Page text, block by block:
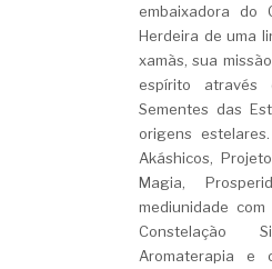
embaixadora do
Herdeira de uma
xamãs, sua
espírito
Sementes das
origens
Akáshicos,
Magia,
mediunidade
Constelação
Aromaterapia e